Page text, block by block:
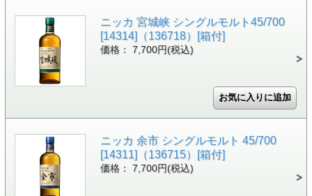
ニッカ 宮城峡 シングルモルト45/700
[14314]（136718）[箱付]
価格： 7,700円(税込)
ニッカ 余市 シングルモルト 45/700
[14311]（136715）[箱付]
価格： 7,700円(税込)